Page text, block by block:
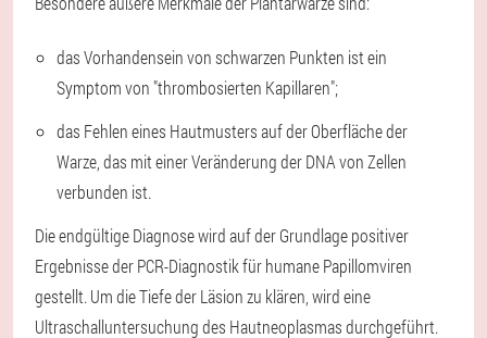
das Vorhandensein von schwarzen Punkten ist ein
Symptom von "thrombosierten Kapillaren";
das Fehlen eines Hautmusters auf der Oberfläche der
Warze, das mit einer Veränderung der DNA von Zellen
verbunden ist.
Die endgültige Diagnose wird auf der Grundlage positiver
Ergebnisse der PCR-Diagnostik für humane Papillomviren
gestellt. Um die Tiefe der Läsion zu klären, wird eine
Ultraschalluntersuchung des Hautneoplasmas durchgeführt.